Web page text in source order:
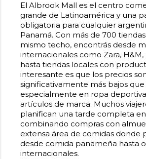
El Albrook Mall es el centro
grande de Latinoamérica y una
obligatoria para cualquier
Panamá. Con más de 700
mismo techo, encontrás desde
internacionales como Zara, H&M,
hasta tiendas locales con
interesante es que los precios
significativamente más bajos
especialmente en ropa
artículos de marca. Muchos
planifican una tarde completa
combinando compras con
extensa área de comidas donde
desde comida panameña hasta
internacionales.